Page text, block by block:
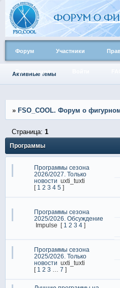
Форум Участники
Активные темы
» FSO_COOL. Форум о
Программы
Страница: 1
Программы сезона
2026/2027. Только
новости uxti_tuxti
[ 1 2 3 4 5 ]
Программы сезона
2025/2026. Обсуждение
Impulse
[ 1 2 3 4 ]
Программы сезона
2025/2026. Только
новости uxti_tuxti
[ 1 2 3 7 ]